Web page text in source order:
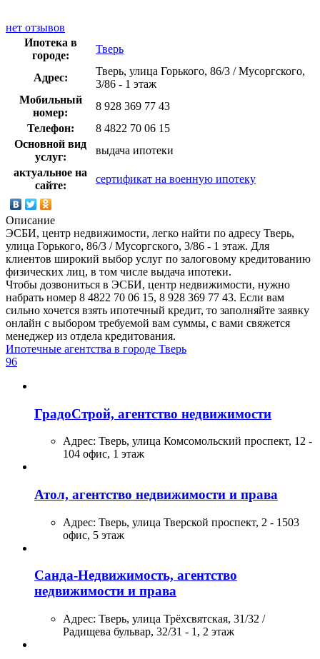
нет отзывов
Ипотека в
городе:
Тверь
Адрес:
Тверь, улица Горького, 86/3 / Мусоргского,
3/86 - 1 этаж
Мобильный
номер:
8 928 369 77 43
Телефон:
8 4822 70 06 15
Основной вид
услуг:
выдача ипотеки
актуальное на
сайте:
сертификат на военную ипотеку
Описание
ЭСБИ, центр недвижимости, легко найти по адресу Тверь,
улица Горького, 86/3 / Мусоргского, 3/86 - 1 этаж. Для
клиентов широкий выбор услуг по залоговому кредитованию
физических лиц, в том числе выдача ипотеки.
Чтобы дозвониться в ЭСБИ, центр недвижимости, нужно
набрать номер 8 4822 70 06 15, 8 928 369 77 43. Если вам
сильно хочется взять ипотечный кредит, то заполняйте заявку
онлайн с выбором требуемой вам суммы, с вами свяжется
менеджер из отдела кредитования.
Ипотечные агентства в городе Тверь
96
ГрадоСтрой, агентство недвижимости
Адрес: Тверь, улица Комсомольский проспект, 12 -
104 офис, 1 этаж
Атол, агентство недвижимости и права
Адрес: Тверь, улица Тверской проспект, 2 - 1503
офис, 5 этаж
Санда-Недвижимость, агентство
недвижимости и права
Адрес: Тверь, улица Трёхсвятская, 31/32 /
Радищева бульвар, 32/31 - 1, 2 этаж